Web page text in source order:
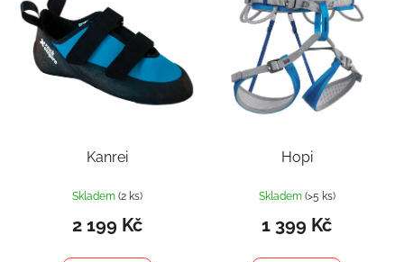
Kanrei
Skladem (2 ks)
2 199 Kč
Hopi
Skladem (>5 ks)
1 399 Kč